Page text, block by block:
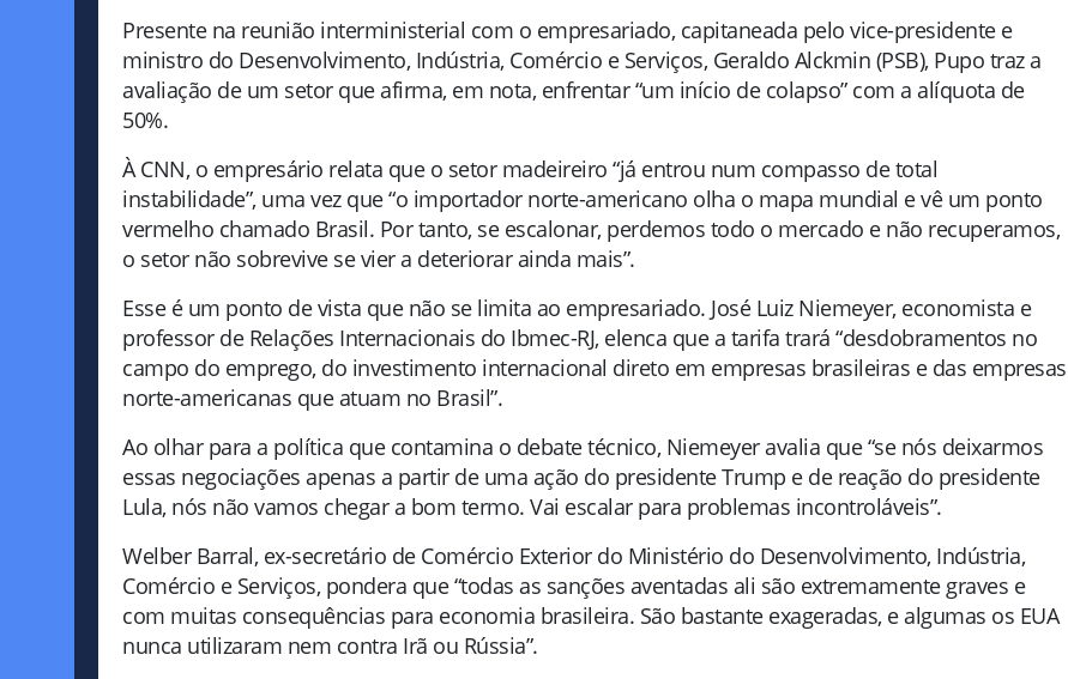
Presente na reunião interministerial com o empresariado, capitaneada pelo vice-presidente e
ministro do Desenvolvimento, Indústria, Comércio e Serviços, Geraldo Alckmin (PSB), Pupo traz a
avaliação de um setor que afirma, em nota, enfrentar “um início de colapso” com a alíquota de
50%.
À CNN, o empresário relata que o setor madeireiro “já entrou num compasso de total
instabilidade”, uma vez que “o importador norte-americano olha o mapa mundial e vê um ponto
vermelho chamado Brasil. Por tanto, se escalonar, perdemos todo o mercado e não recuperamos,
o setor não sobrevive se vier a deteriorar ainda mais”.
Esse é um ponto de vista que não se limita ao empresariado. José Luiz Niemeyer, economista e
professor de Relações Internacionais do Ibmec-RJ, elenca que a tarifa trará “desdobramentos no
campo do emprego, do investimento internacional direto em empresas brasileiras e das empresas
norte-americanas que atuam no Brasil”.
Ao olhar para a política que contamina o debate técnico, Niemeyer avalia que “se nós deixarmos
essas negociações apenas a partir de uma ação do presidente Trump e de reação do presidente
Lula, nós não vamos chegar a bom termo. Vai escalar para problemas incontroláveis”.
Welber Barral, ex-secretário de Comércio Exterior do Ministério do Desenvolvimento, Indústria,
Comércio e Serviços, pondera que “todas as sanções aventadas ali são extremamente graves e
com muitas consequências para economia brasileira. São bastante exageradas, e algumas os EUA
nunca utilizaram nem contra Irã ou Rússia”.